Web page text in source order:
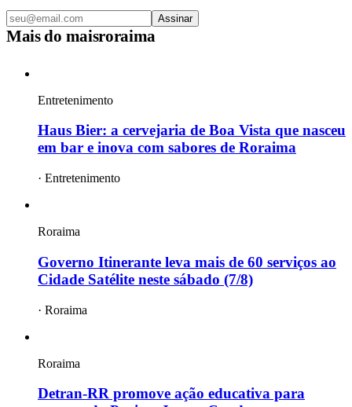
Assinar
Mais do maisroraima
Entretenimento
Haus Bier: a cervejaria de Boa Vista que nasceu
em bar e inova com sabores de Roraima
· Entretenimento
Roraima
Governo Itinerante leva mais de 60 serviços ao
Cidade Satélite neste sábado (7/8)
· Roraima
Roraima
Detran-RR promove ação educativa para